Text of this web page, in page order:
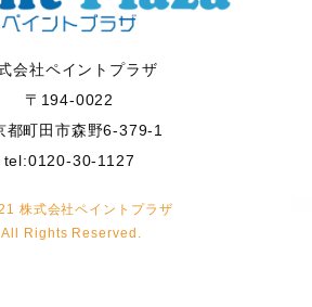
会社ペイントプラザ
〒194-0022
都町田市森野6-379-1
tel:0120-30-1127
株式会社ペイントプラザ
All Rights Reserved.